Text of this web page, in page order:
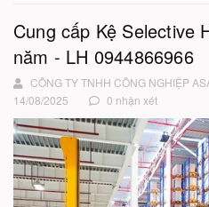
Cung cấp Kệ Selective
năm - LH 0944866966
CÔNG TY TNHH CÔNG NGHIỆP
14/08/2025
0 nhận xét